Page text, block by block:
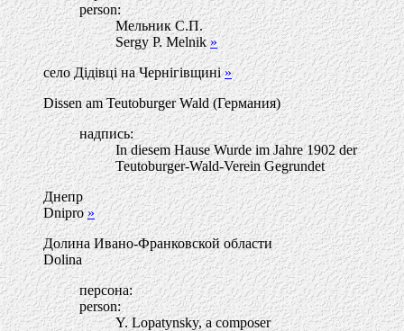
person:
Мельник С.П.
Sergy P. Melnik»
село Дідівці на Чернігівщині»
Dissen am Teutoburger Wald (Германия)
надпись:
In diesem Hause Wurde im Jahre 1902 der
Teutoburger-Wald-Verein Gegrundet
Днепр
Dnipro»
Долина Ивано-Франковской области
Dolina
персона:
person:
Y. Lopatynsky, a composer